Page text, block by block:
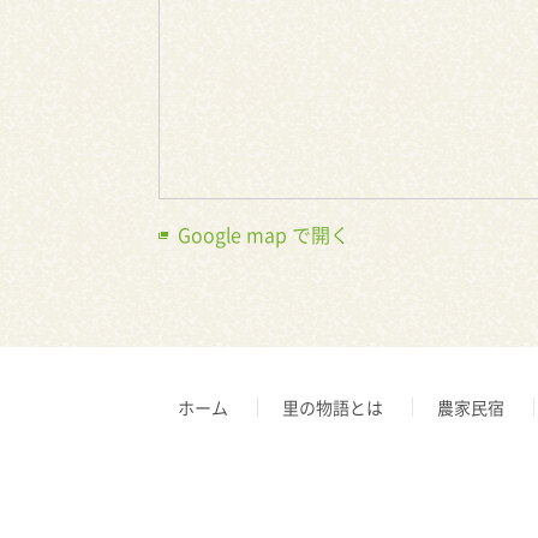
Google map で開く
ホーム 里の物語とは 農家民宿